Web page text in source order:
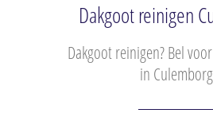
Dakgoot reinigen
Dakgoot reinigen? Bel
in Culemborg